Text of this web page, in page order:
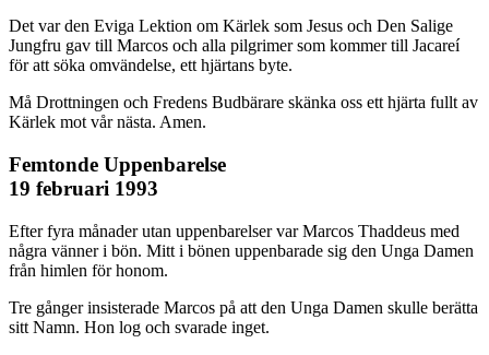
Det var den Eviga Lektion om Kärlek som Jesus och Den Salige
Jungfru gav till Marcos och alla pilgrimer som kommer till Jacareí
för att söka omvändelse, ett hjärtans byte.
Må Drottningen och Fredens Budbärare skänka oss ett hjärta fullt av
Kärlek mot vår nästa. Amen.
Femtonde Uppenbarelse
19 februari 1993
Efter fyra månader utan uppenbarelser var Marcos Thaddeus med
några vänner i bön. Mitt i bönen uppenbarade sig den Unga Damen
från himlen för honom.
Tre gånger insisterade Marcos på att den Unga Damen skulle berätta
sitt Namn. Hon log och svarade inget.